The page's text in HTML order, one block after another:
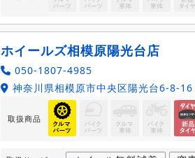
ホイールズ相模原陽光台店
050-1807-4985
神奈川県相模原市中央区陽光台6-8-16
取扱商品